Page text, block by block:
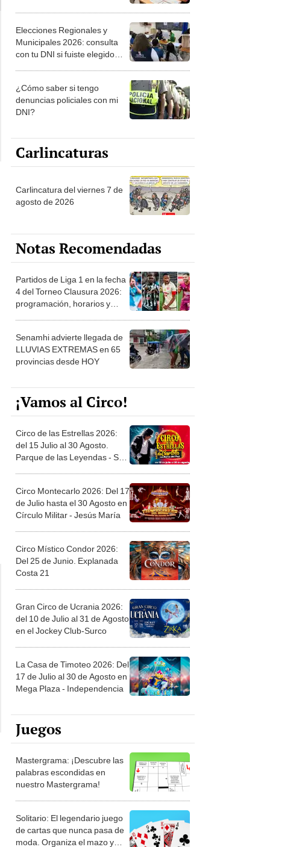
Elecciones Regionales y
Municipales 2026: consulta
con tu DNI si fuiste elegido
la ONPE
¿Cómo saber si tengo
denuncias policiales con mi
DNI?
Carlincaturas
Carlincatura del viernes 7 de
agosto de 2026
Notas Recomendadas
Partidos de Liga 1 en la fecha
4 del Torneo Clausura 2026:
programación, horarios y
Senamhi advierte llegada de
LLUVIAS EXTREMAS en 65
provincias desde HOY
¡Vamos al Circo!
Circo de las Estrellas 2026:
del 15 Julio al 30 Agosto.
Parque de las Leyendas - San
Circo Montecarlo 2026: Del 17
de Julio hasta el 30 Agosto en
Círculo Militar - Jesús María
Circo Místico Condor 2026:
Del 25 de Junio. Explanada
Costa 21
Gran Circo de Ucrania 2026:
del 10 de Julio al 31 de Agosto
en el Jockey Club-Surco
La Casa de Timoteo 2026: Del
17 de Julio al 30 de Agosto en
Mega Plaza - Independencia
Juegos
Mastergrama: ¡Descubre las
palabras escondidas en
nuestro Mastergrama!
Solitario: El legendario juego
de cartas que nunca pasa de
moda. Organiza el mazo y